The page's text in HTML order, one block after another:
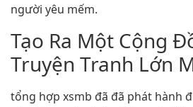
người yêu mếm.
Tạo Ra Một Cộng
Truyện Tranh Lớn
tổng hợp xsmb đã đã phát hành